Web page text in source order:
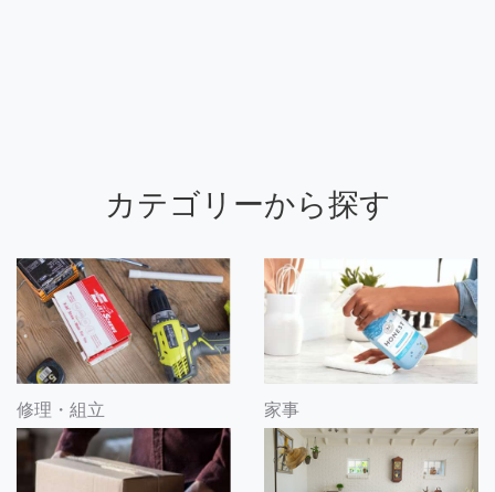
カテゴリーから探す
修理・組立 家事